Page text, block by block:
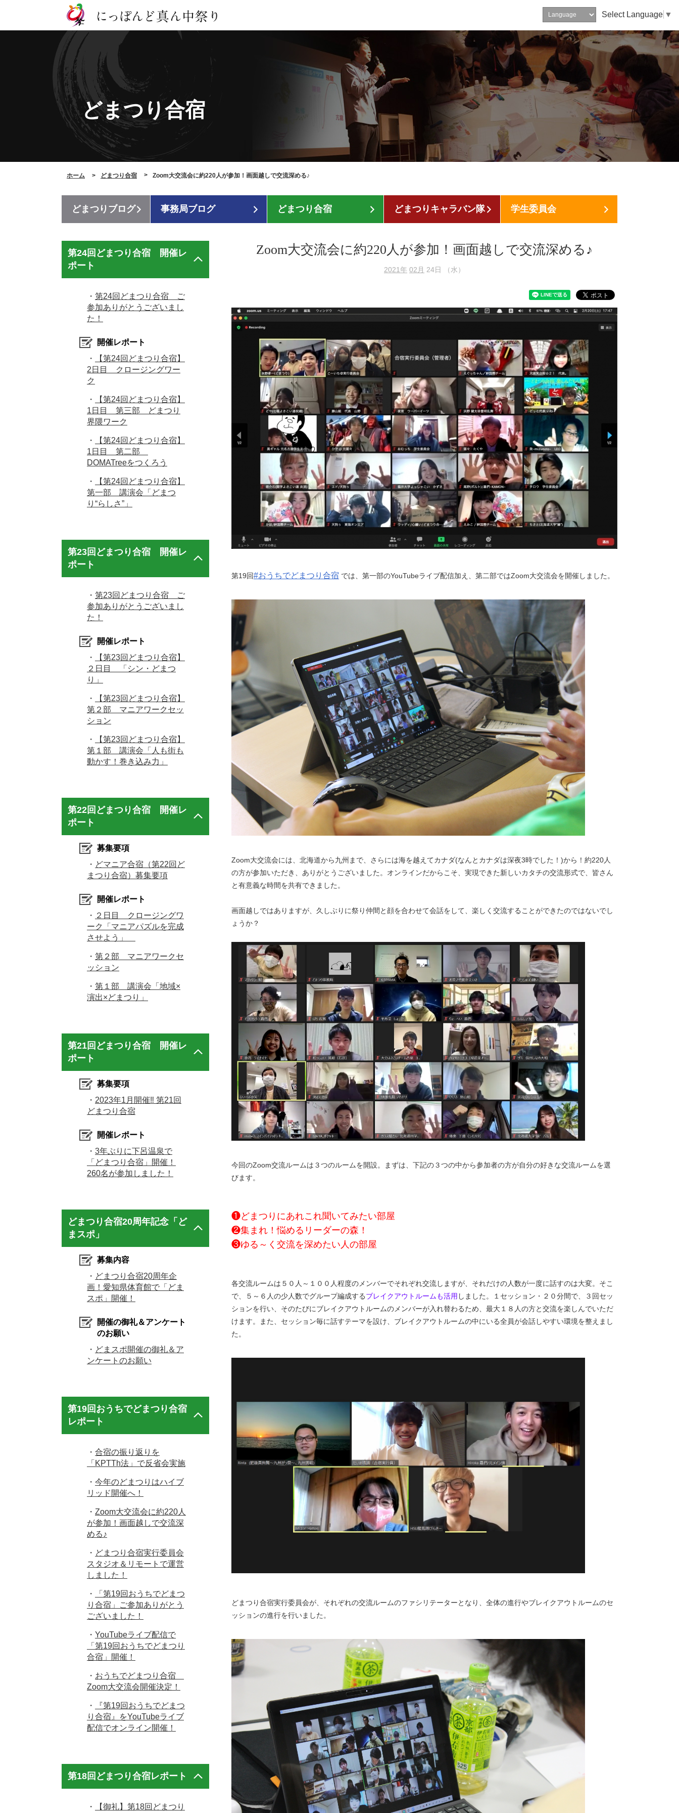
Select Language ▼
どまつり合宿
ホーム どまつり合宿 Zoom大交流会に約220人が参加！画面越しで交流深める♪
どまつりブログ 事務局ブログ どまつり合宿 どまつりキャラバン隊 学生委員会
Zoom大交流会に約220人が参加！画面越しで交流深める♪
2021年 02月 24日 （水）
第19回#おうちでどまつり合宿 では、第一部のYouTubeライブ配信加え、第二部ではZoom大交流会を開催しました。
Zoom大交流会には、北海道から九州まで、さらには海を越えてカナダ(なんとカナダは深夜3時でした！)から！約220人
の方が参加いただき、ありがとうございました。オンラインだからこそ、実現できた新しいカタチの交流形式で、皆さん
と有意義な時間を共有できました。
画面越しではありますが、久しぶりに祭り仲間と顔を合わせて会話をして、楽しく交流することができたのではないでし
ょうか？
今回のZoom交流ルームは３つのルームを開設。まずは、下記の３つの中から参加者の方が自分の好きな交流ルームを選
びます。
❶どまつりにあれこれ聞いてみたい部屋
❷集まれ！悩めるリーダーの森！
❸ゆる～く交流を深めたい人の部屋
各交流ルームは５０人～１００人程度のメンバーでそれぞれ交流しますが、それだけの人数が一度に話すのは大変。そこ
で、５～６人の少人数でグループ編成するブレイクアウトルームも活用 しました。１セッション・２０分間で、３回セッ
ションを行い、そのたびにブレイクアウトルームのメンバーが入れ替わるため、最大１８人の方と交流を楽しんでいただ
けます。また、セッション毎に話すテーマを設け、ブレイクアウトルームの中にいる全員が会話しやすい環境を整えまし
た。
どまつり合宿実行委員会が、それぞれの交流ルームのファシリテーターとなり、全体の進行やブレイクアウトルームのセ
ッションの進行を行いました。
第24回どまつり合宿 開催レ
ポート
・ 第24回どまつり合宿 ご
参加ありがとうございまし
た！
開催レポート
・
【第24回どまつり合宿】
2日目 クロージングワー
ク
・
【第24回どまつり合宿】
1日目 第三部 どまつり
界隈ワーク
・
【第24回どまつり合宿】
1日目 第二部
DOMATreeをつくろう
・
【第24回どまつり合宿】
第一部 講演会「どまつ
り“らしさ”」
第23回どまつり合宿 開催レ
ポート
・ 第23回どまつり合宿 ご
参加ありがとうございまし
た！
開催レポート
・
【第23回どまつり合宿】
２日目 「シン・どまつ
り」
・
【第23回どまつり合宿】
第２部 マニアワークセッ
ション
・
【第23回どまつり合宿】
第１部 講演会「人も街も
動かす！巻き込み力」
第22回どまつり合宿 開催レ
ポート
募集要項
・ どマニア合宿（第22回ど
まつり合宿）募集要項
開催レポート
・ ２日目 クロージングワ
ーク「マニアパズルを完成
させよう」
・ 第２部 マニアワークセ
ッション
・ 第１部 講演会「地域×
演出×どまつり」
第21回どまつり合宿 開催レ
ポート
募集要項
・ 2023年1月開催‼ 第21回
どまつり合宿
開催レポート
・ 3年ぶりに下呂温泉で
「どまつり合宿」開催！
260名が参加しました！
どまつり合宿20周年記念「ど
まスポ」
募集内容
・ どまつり合宿20周年企
画！愛知県体育館で「どま
スポ」開催！
開催の御礼＆アンケート
のお願い
・ どまスポ開催の御礼＆ア
ンケートのお願い
第19回おうちでどまつり合宿
レポート
・ 合宿の振り返りを
「KPTTh法」で反省会実施
・ 今年のどまつりはハイブ
リッド開催へ！
・ Zoom大交流会に約220人
が参加！画面越しで交流深
める♪
・ どまつり合宿実行委員会
スタジオ＆リモートで運営
しました！
・
「第19回おうちでどまつ
り合宿」ご参加ありがとう
ございました！
・ YouTubeライブ配信で
「第19回おうちでどまつり
合宿」開催！
・ おうちでどまつり合宿
Zoom大交流会開催決定！
・
『第19回おうちでどまつ
り合宿』をYouTubeライブ
配信でオンライン開催！
第18回どまつり合宿レポート
・ 【御礼】第18回どまつり